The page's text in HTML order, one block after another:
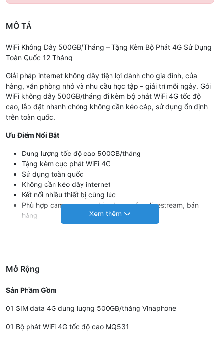
MÔ TẢ
WiFi Không Dây 500GB/Tháng – Tặng Kèm Bộ Phát 4G Sử Dụng
Toàn Quốc 12 Tháng
Giải pháp internet không dây tiện lợi dành cho gia đình, cửa
hàng, văn phòng nhỏ và nhu cầu học tập – giải trí mỗi ngày. Gói
WiFi không dây 500GB/tháng đi kèm bộ phát WiFi 4G tốc độ
cao, lắp đặt nhanh chóng không cần kéo cáp, sử dụng ổn định
trên toàn quốc.
Ưu Điểm Nổi Bật
Dung lượng tốc độ cao 500GB/tháng
Tặng kèm cục phát WiFi 4G
Sử dụng toàn quốc
Không cần kéo dây internet
Kết nối nhiều thiết bị cùng lúc
Phù hợp camera, xem phim, học online, livestream, bán
hàng
Thời hạn sử dụng lên đến 12 tháng
* Bộ định tuyến di động LTE CAT4
* Wi-fi: 802.11b / g / n, 2,4 GHz
* Hỗ trợ 4G LTE FDD B3 / B7 / B20 (800/1800 / 2600MHz)
* 3G 2100 / 900Mhz
* Kết nối tới 10 thiết bị hỗ trợ wi-fi
Mở Rộng
Sản Phầm Gồm
01 SIM data 4G dung lượng 500GB/tháng Vinaphone
01 Bộ phát WiFi 4G tốc độ cao MQ531